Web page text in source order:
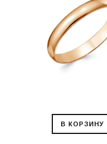
В КОРЗИНУ